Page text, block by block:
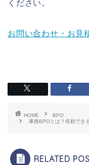
ください。
お問い合わせ・お見
HOME
BPO
事務BPOとは？依頼でき
RELATED